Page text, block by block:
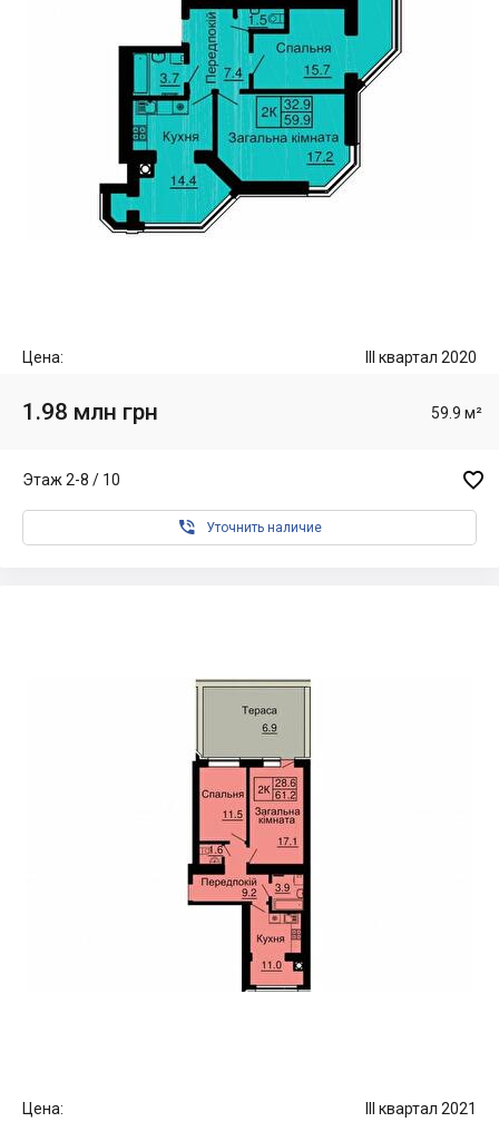
Цена: III квартал 2020
1.98 млн грн 59.9 м²
Этаж 2-8 / 10 
 Уточнить наличие
Цена: III квартал 2021